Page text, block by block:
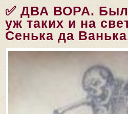
✅ ДВА ВОРА.
уж таких и на
Сенька да